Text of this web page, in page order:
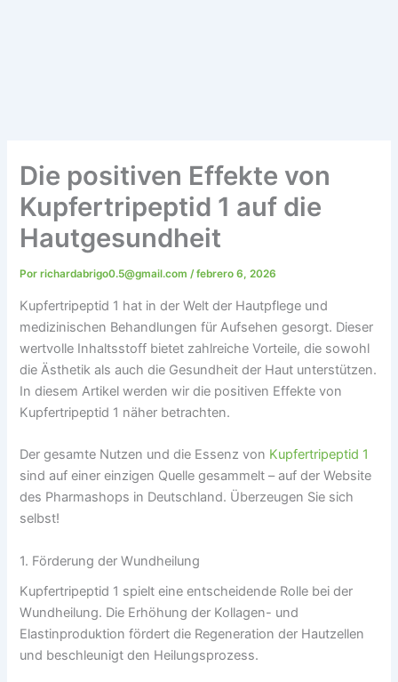
Die positiven Effekte von
Kupfertripeptid 1 auf die
Hautgesundheit
Porrichardabrigo0.5@gmail.com/febrero 6, 2026
Kupfertripeptid 1 hat in der Welt der Hautpflege und
medizinischen Behandlungen für Aufsehen gesorgt. Dieser
wertvolle Inhaltsstoff bietet zahlreiche Vorteile, die sowohl
die Ästhetik als auch die Gesundheit der Haut unterstützen.
In diesem Artikel werden wir die positiven Effekte von
Kupfertripeptid 1 näher betrachten.
Der gesamte Nutzen und die Essenz von Kupfertripeptid 1
sind auf einer einzigen Quelle gesammelt – auf der Website
des Pharmashops in Deutschland. Überzeugen Sie sich
selbst!
1. Förderung der Wundheilung
Kupfertripeptid 1 spielt eine entscheidende Rolle bei der
Wundheilung. Die Erhöhung der Kollagen- und
Elastinproduktion fördert die Regeneration der Hautzellen
und beschleunigt den Heilungsprozess.